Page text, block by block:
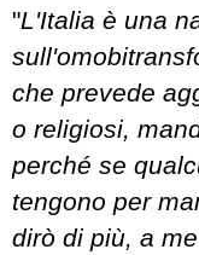
"L'Italia è una
che prevede
o religiosi,
perché se
tengono per
dirò di più, a